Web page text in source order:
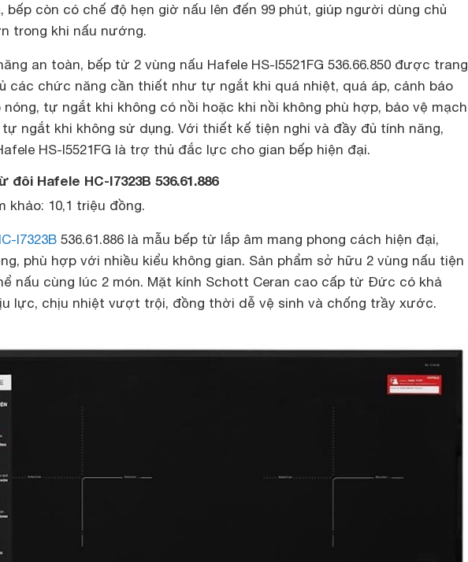
bếp còn có chế độ hẹn giờ nấu lên đến 99 phút, giúp người dùng chủ
trong khi nấu nướng.
an toàn, bếp từ 2 vùng nấu Hafele HS-I5521FG 536.66.850 được trang
các chức năng cần thiết như tự ngắt khi quá nhiệt, quá áp, cảnh báo
nóng, tự ngắt khi không có nồi hoặc khi nồi không phù hợp, bảo vệ mạch
tự ngắt khi không sử dụng. Với thiết kế tiện nghi và đầy đủ tính năng,
HS-I5521FG là trợ thủ đắc lực cho gian bếp hiện đại.
đôi Hafele HC-I7323B 536.61.886
khảo: 10,1 triệu đồng.
I7323B 536.61.886 là mẫu bếp từ lắp âm mang phong cách hiện đại,
phù hợp với nhiều kiểu không gian. Sản phẩm sở hữu 2 vùng nấu tiện
nấu cùng lúc 2 món. Mặt kính Schott Ceran cao cấp từ Đức có khả
lực, chịu nhiệt vượt trội, đồng thời dễ vệ sinh và chống trầy xước.